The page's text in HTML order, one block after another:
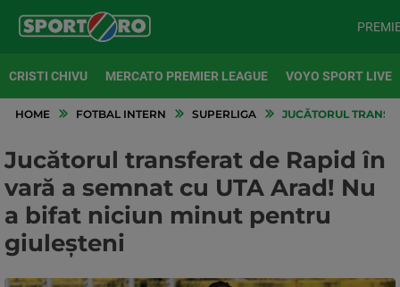
CRISTI CHIVU MERCATO PREMIER LEAGUE VOYO SPORT LIVE
HOME FOTBAL INTERN SUPERLIGA JUCĂTORUL
Jucătorul transferat de Rapid în
vară a semnat cu UTA Arad! Nu
a bifat niciun minut pentru
giuleșteni